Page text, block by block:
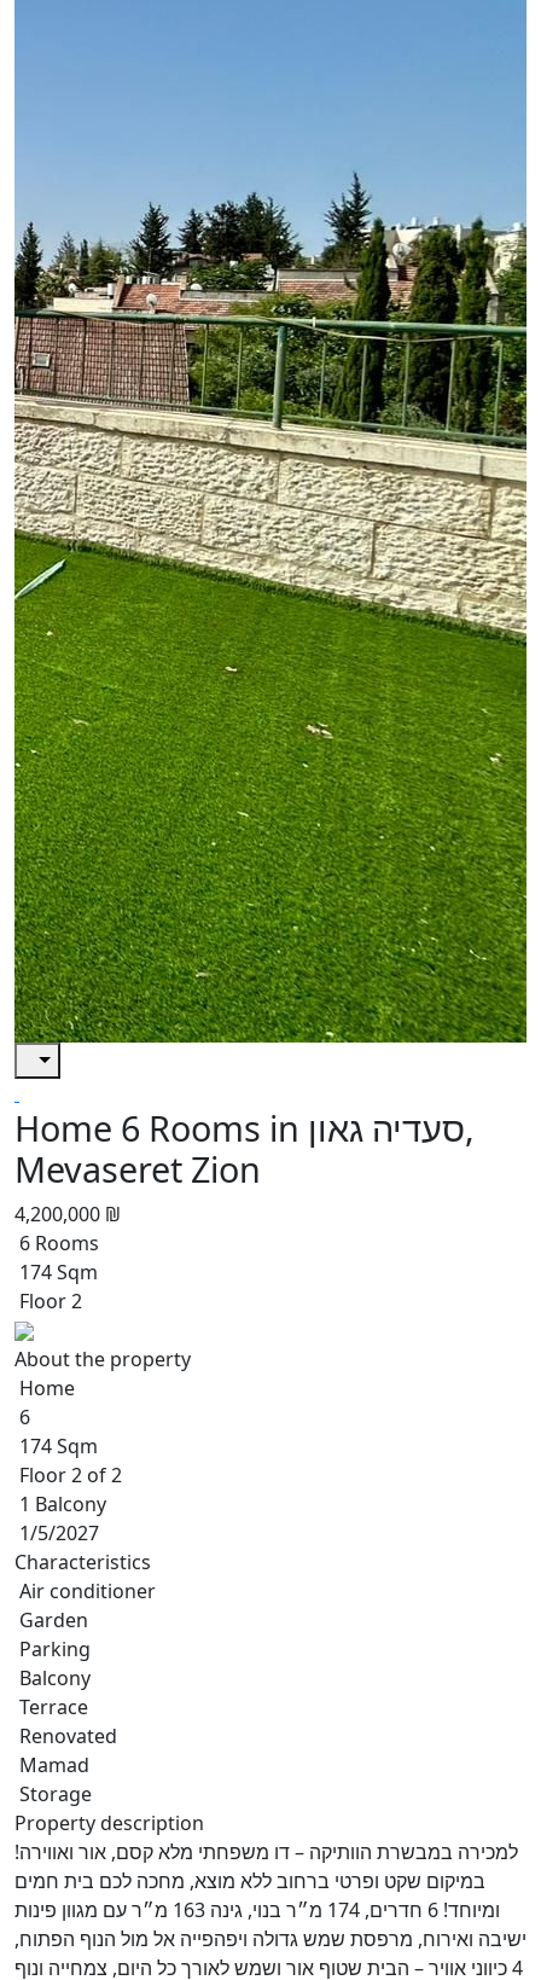
Home 6 Rooms in סעדיה גאון,
Mevaseret Zion
4,200,000 ₪
6 Rooms
174 Sqm
Floor 2
About the property
Home
6
174 Sqm
Floor 2 of 2
1 Balcony
1/5/2027
Characteristics
Air conditioner
Garden
Parking
Balcony
Terrace
Renovated
Mamad
Storage
Property description
למכירה במבשרת הוותיקה – דו משפחתי מלא קסם, אור ואווירה!
במיקום שקט ופרטי ברחוב ללא מוצא, מחכה לכם בית חמים
ומיוחד! 6 חדרים, 174 מ״ר בנוי, גינה 163 מ״ר עם מגוון פינות
ישיבה ואירוח, מרפסת שמש גדולה ויפהפייה אל מול הנוף הפתוח,
4 כיווני אוויר – הבית שטוף אור ושמש לאורך כל היום, צמחייה ונוף